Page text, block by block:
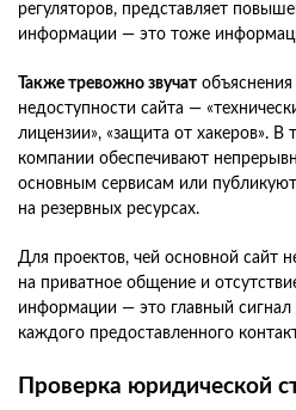
регуляторов, представляет
информации — это тоже
Также тревожно звучат
недоступности сайта —
лицензии», «защита от хакеров». В
компании обеспечивают
основным сервисам или
на резервных ресурсах.
Для проектов, чей основной сайт
на приватное общение и
информации — это главный
каждого предоставленного
Проверка юридической